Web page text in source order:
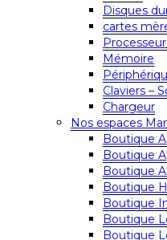
Disques
cartes
Mémoire
Claviers –
Chargeur
Nos espaces
Boutique
Boutique
Boutique
Boutique
Boutique
Boutique
Boutique